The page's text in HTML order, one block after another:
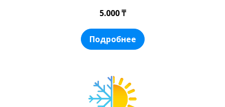
5.000 ₸
Подробнее